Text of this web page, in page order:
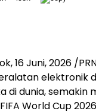
,16 Juni, 2026 /
elektronik
di dunia, semakin
World Cup